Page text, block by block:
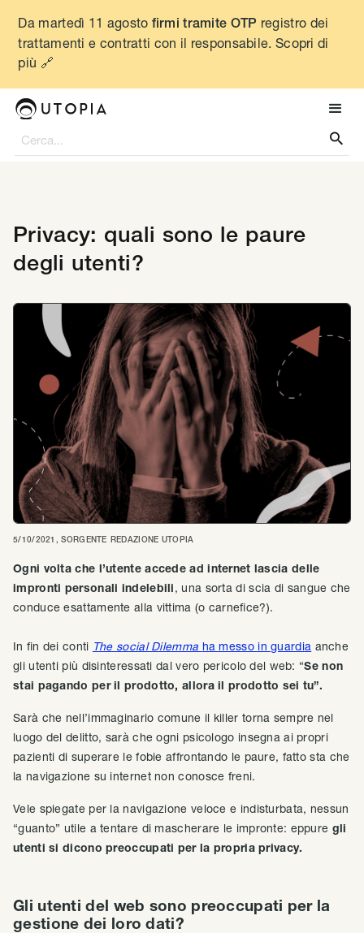
Da martedì 11 agosto firmi tramite OTP registro dei
trattamenti e contratti con il responsabile. Scopri di
più 🔗

Privacy: quali sono le paure
degli utenti?
5/10/2021 , SORGENTE REDAZIONE UTOPIA
Ogni volta che l’utente accede ad internet lascia delle
impronti personali indelebili, una sorta di scia di sangue che
conduce esattamente alla vittima (o carnefice?).
In fin dei conti The social Dilemma ha messo in guardia anche
gli utenti più disinteressati dal vero pericolo del web: “Se non
stai pagando per il prodotto, allora il prodotto sei tu”.
Sarà che nell’immaginario comune il killer torna sempre nel
luogo del delitto, sarà che ogni psicologo insegna ai propri
pazienti di superare le fobie affrontando le paure, fatto sta che
la navigazione su internet non conosce freni.
Vele spiegate per la navigazione veloce e indisturbata, nessun
“guanto” utile a tentare di mascherare le impronte: eppure gli
utenti si dicono preoccupati per la propria privacy.
Gli utenti del web sono preoccupati per la
gestione dei loro dati?